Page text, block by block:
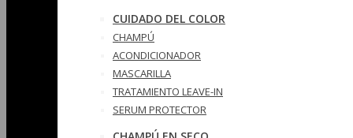
CUIDADO DEL COLOR
CHAMPÚ
ACONDICIONADOR
MASCARILLA
TRATAMIENTO LEAVE-IN
SERUM PROTECTOR